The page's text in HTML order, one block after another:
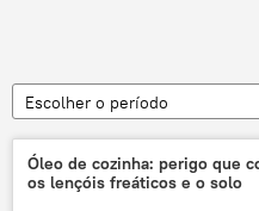
Escolher o período
Óleo de cozinha: perigo que
os lençóis freáticos e o solo